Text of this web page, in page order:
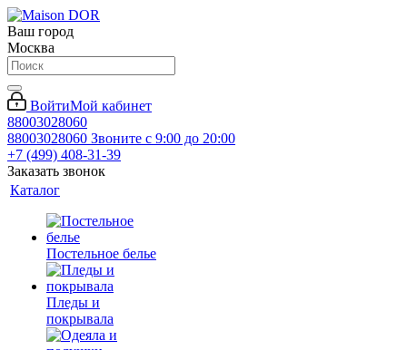
Ваш город
Москва
ВойтиМой кабинет
88003028060
88003028060 Звоните с 9:00 до 20:00
+7 (499) 408-31-39
Заказать звонок
Каталог
Постельное белье
Пледы и
покрывала